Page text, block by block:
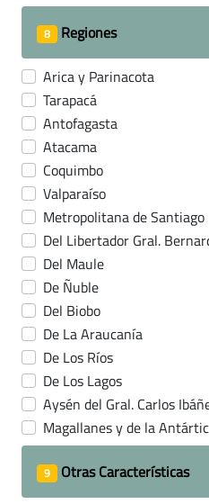
8 Regiones
Arica y Parinacota
Tarapacá
Antofagasta
Atacama
Coquimbo
Valparaíso
Metropolitana de Santiago
Del Libertador Gral.
Del Maule
De Ñuble
Del Biobo
De La Araucanía
De Los Ríos
De Los Lagos
Aysén del Gral. Carlos
Magallanes y de la
9 Otras Características